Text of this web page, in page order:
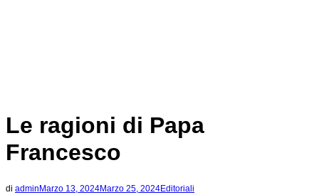
Le ragioni di Papa
Francesco
di admin Marzo 13, 2024Marzo 25, 2024Editoriali